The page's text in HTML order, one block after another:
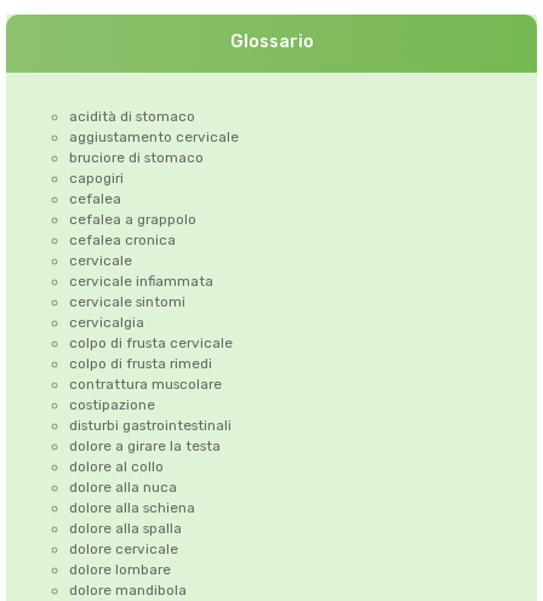
Glossario
acidità di stomaco
aggiustamento cervicale
bruciore di stomaco
capogiri
cefalea
cefalea a grappolo
cefalea cronica
cervicale
cervicale infiammata
cervicale sintomi
cervicalgia
colpo di frusta cervicale
colpo di frusta rimedi
contrattura muscolare
costipazione
disturbi gastrointestinali
dolore a girare la testa
dolore al collo
dolore alla nuca
dolore alla schiena
dolore alla spalla
dolore cervicale
dolore lombare
dolore mandibola